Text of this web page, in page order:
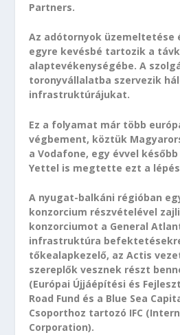
Partners.
Az adótornyok üzemeltetése
egyre kevésbé tartozik a
alaptevékenységébe. A
toronyvállalatba szervezik
infrastruktúrájukat.
Ez a folyamat már több
végbement, köztük
a Vodafone, egy évvel
Yettel is megtette ezt a
A nyugat-balkáni régióban
konzorcium részvételével
konzorciumot a General
infrastruktúra
tőkealapkezelő, az Actis
szereplők vesznek részt
(Európai Újjáépítési és
Road Fund és a Blue Sea
Csoporthoz tartozó IFC
Corporation).